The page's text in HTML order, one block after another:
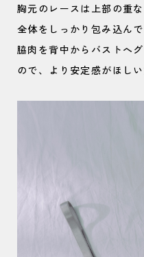
胸元のレースは上部の重
全体をしっかり包み込んで
脇肉を背中からバストへ
ので、より安定感がほし